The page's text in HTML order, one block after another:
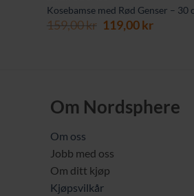
Kosebamse med Rød Genser – 30
159,00kr Opprinnelig
119,00kr
Om Nordsphere
Om oss
Jobb med oss
Om ditt kjøp
Kjøpsvilkår